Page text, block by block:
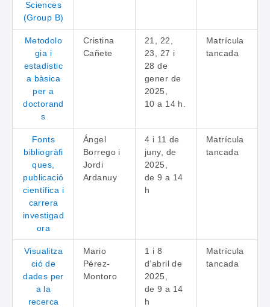
Sciences
(Group B)
Metodolo
gia i
estadístic
a bàsica
per a
doctorand
s
Cristina
Cañete
21, 22,
23, 27 i
28 de
gener de
2025,
10 a 14 h.
Matrícula
tancada
Fonts
bibliogràfi
ques,
publicació
científica i
carrera
investigad
ora
Ángel
Borrego i
Jordi
Ardanuy
4 i 11 de
juny, de
2025,
de 9 a 14
h
Matrícula
tancada
Visualitza
ció de
dades per
a la
recerca
Mario
Pérez-
Montoro
1 i 8
d’abril de
2025,
de 9 a 14
h
Matrícula
tancada